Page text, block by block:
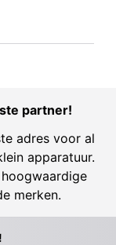
partner!
adres voor al
apparatuur.
merken.